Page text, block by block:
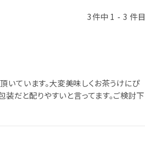
3件中 1 - 3 件目
ています。大変美味しくお茶うけにぴ
装だと配りやすいと言ってます。ご検討下